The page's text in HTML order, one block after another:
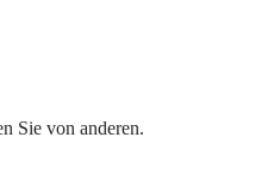
Sie von anderen.